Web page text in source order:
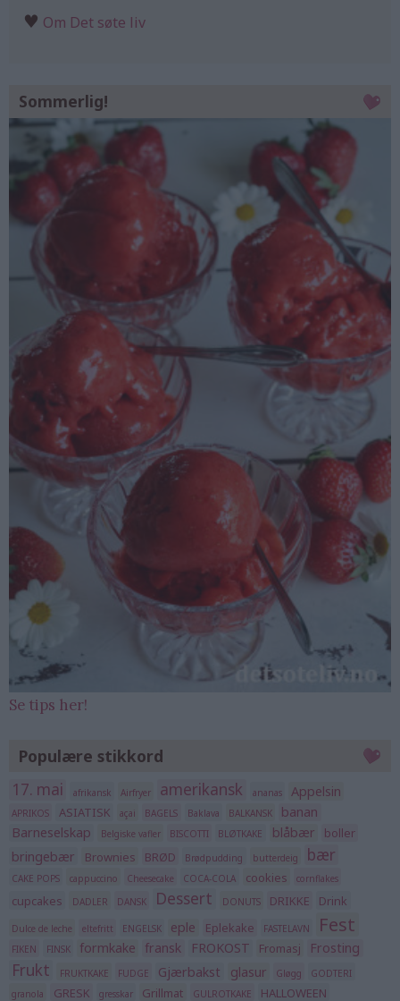
♥ Om Det søte liv
Sommerlig!
Se tips her!
Populære stikkord
17. mai afrikansk Airfryer amerikansk ananas Appelsin
APRIKOS ASIATISK açai BAGELS Baklava BALKANSK
banan
Barneselskap
Belgiske vafler BISCOTTI BLØTKAKE blåbær boller
bringebær Brownies BRØD Brødpudding butterdeig bær
CAKE POPS cappuccino Cheesecake COCA-COLA cookies cornflakes
cupcakes DADLER DANSK Dessert DONUTS DRIKKE Drink
Dulce de leche eltefritt ENGELSK eple Eplekake FASTELAVN Fest
FIKEN FINSK formkake fransk FROKOST Fromasj Frosting
Frukt FRUKTKAKE FUDGE Gjærbakst glasur Gløgg
GODTERI
granola
GRESK gresskar Grillmat GULROTKAKE HALLOWEEN